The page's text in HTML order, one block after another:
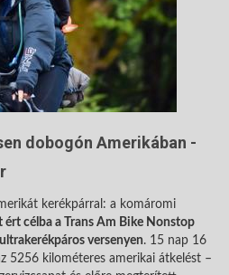
dobogón Amerikában -
kerékpárral: a komáromi
ért célba a Trans Am Bike Nonstop
versenyen. 15 nap 16
5256 kilométeres amerikai átkelést –